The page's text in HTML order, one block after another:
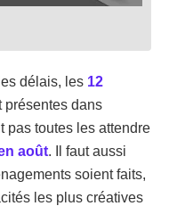
délais, les 12
présentes dans
pas toutes les attendre
août. Il faut aussi
soient faits,
les plus créatives